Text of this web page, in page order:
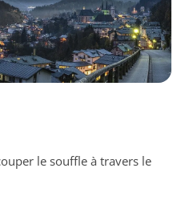
le souffle à travers le